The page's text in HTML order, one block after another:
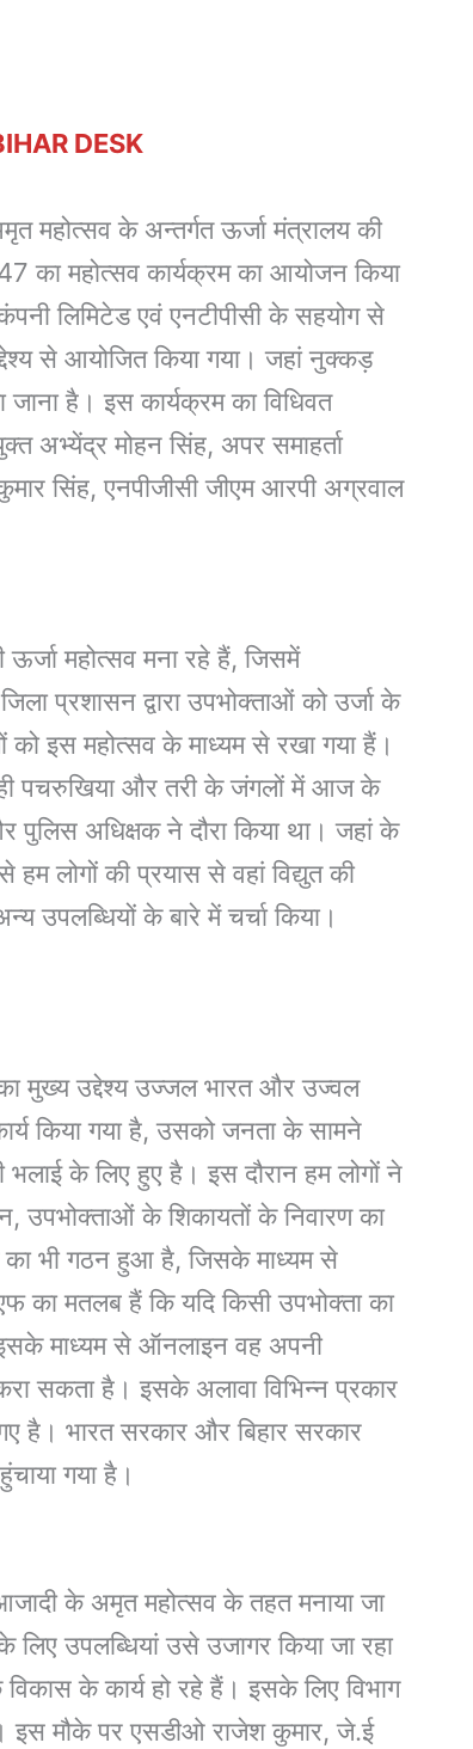
DESK
महोत्सव के अन्तर्गत ऊर्जा मंत्रालय की
का महोत्सव कार्यक्रम का आयोजन किया
लिमिटेड एवं एनटीपीसी के सहयोग से
से आयोजित किया गया। जहां नुक्कड़
है। इस कार्यक्रम का विधिवत
अभ्येंद्र मोहन सिंह, अपर समाहर्ता
सिंह, एनपीजीसी जीएम आरपी अग्रवाल
महोत्सव मना रहे हैं, जिसमें
प्रशासन द्वारा उपभोक्ताओं को उर्जा के
को इस महोत्सव के माध्यम से रखा गया हैं।
पचरुखिया और तरी के जंगलों में आज के
पुलिस अधिक्षक ने दौरा किया था। जहां के
लोगों की प्रयास से वहां विद्युत की
उपलब्धियों के बारे में चर्चा किया।
का मुख्य उद्देश्य उज्जल भारत और उज्वल
किया गया है, उसको जनता के सामने
के लिए हुए है। इस दौरान हम लोगों ने
उपभोक्ताओं के शिकायतों के निवारण का
भी गठन हुआ है, जिसके माध्यम से
का मतलब हैं कि यदि किसी उपभोक्ता का
इसके माध्यम से ऑनलाइन वह अपनी
सकता है। इसके अलावा विभिन्न प्रकार
है। भारत सरकार और बिहार सरकार
गया है।
के अमृत महोत्सव के तहत मनाया जा
उपलब्धियां उसे उजागर किया जा रहा
के कार्य हो रहे हैं। इसके लिए विभाग
इस मौके पर एसडीओ राजेश कुमार, जे.ई